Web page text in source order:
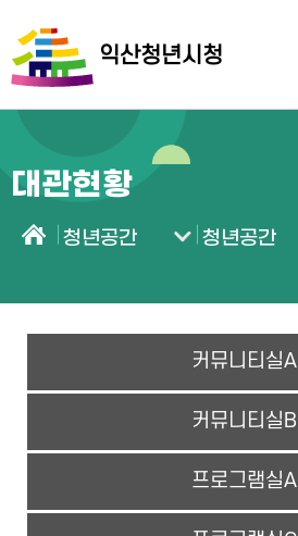
익산청년시청
대관현황
청년공간 청년공간
커뮤니티실A
커뮤니티실B
프로그램실A